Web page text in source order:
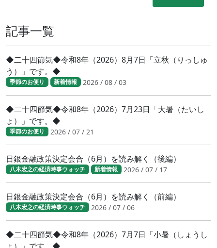
記事一覧
◆二十四節気◆令和8年（2026）8月7日「立秋（りっしゅ
う）」です。◆
季節のお便り 新着情報 2026 / 08 / 03
◆二十四節気◆令和8年（2026）7月23日「大暑（たいし
ょ）」です。◆
季節のお便り 2026 / 07 / 21
日銀金融政策決定会合（6月）を読み解く（後編）
八木宏之の経済時事ウォッチ 新着情報 2026 / 07 / 17
日銀金融政策決定会合（6月）を読み解く（前編）
八木宏之の経済時事ウォッチ 2026 / 07 / 06
◆二十四節気◆令和8年（2026）7月7日「小暑（しょうし